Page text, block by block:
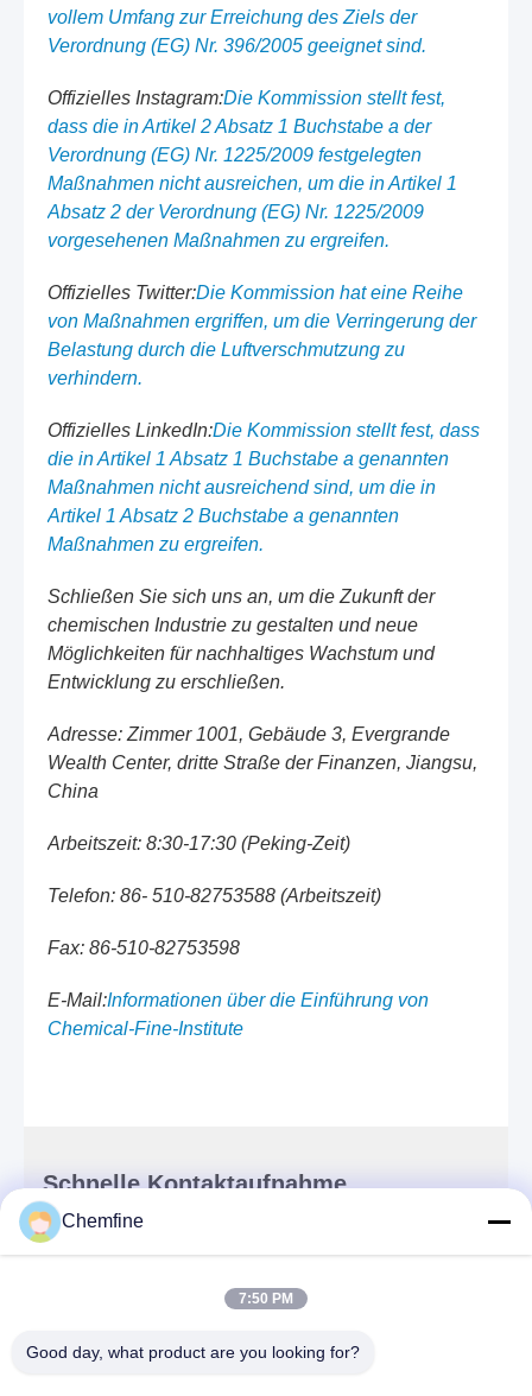
vollem Umfang zur Erreichung des Ziels der
Verordnung (EG) Nr. 396/2005 geeignet sind.
Offizielles Instagram:Die Kommission stellt fest,
dass die in Artikel 2 Absatz 1 Buchstabe a der
Verordnung (EG) Nr. 1225/2009 festgelegten
Maßnahmen nicht ausreichen, um die in Artikel 1
Absatz 2 der Verordnung (EG) Nr. 1225/2009
vorgesehenen Maßnahmen zu ergreifen.
Offizielles Twitter:Die Kommission hat eine Reihe
von Maßnahmen ergriffen, um die Verringerung der
Belastung durch die Luftverschmutzung zu
verhindern.
Offizielles LinkedIn:Die Kommission stellt fest, dass
die in Artikel 1 Absatz 1 Buchstabe a genannten
Maßnahmen nicht ausreichend sind, um die in
Artikel 1 Absatz 2 Buchstabe a genannten
Maßnahmen zu ergreifen.
Schließen Sie sich uns an, um die Zukunft der
chemischen Industrie zu gestalten und neue
Möglichkeiten für nachhaltiges Wachstum und
Entwicklung zu erschließen.
Adresse: Zimmer 1001, Gebäude 3, Evergrande
Wealth Center, dritte Straße der Finanzen, Jiangsu,
China
Arbeitszeit: 8:30-17:30 (Peking-Zeit)
Telefon: 86- 510-82753588 (Arbeitszeit)
Fax: 86-510-82753598
E-Mail:Informationen über die Einführung von
Chemical-Fine-Institute
Schnelle Kontaktaufnahme
Telefon
Chemfine
7:50 PM
Good day, what product are you looking for?